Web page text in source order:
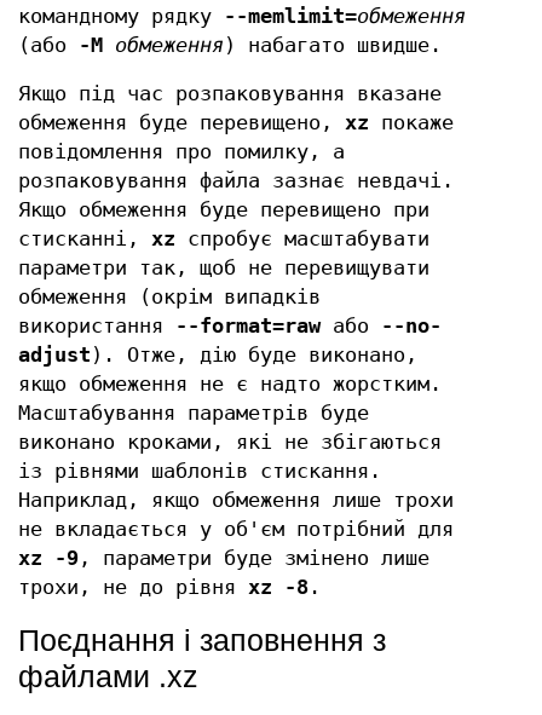
командному рядку
--memlimit=обмеження
(або
-M обмеження ) набагато швидше.
Якщо під час розпаковування вказане
обмеження буде перевищено, xz покаже
повідомлення про помилку, а
розпаковування файла зазнає невдачі.
Якщо обмеження буде перевищено при
стисканні, xz спробує масштабувати
параметри так, щоб не перевищувати
обмеження (окрім випадків
використання
--format=rawабо
--no-
adjust ). Отже, дію буде виконано,
якщо обмеження не є надто жорстким.
Масштабування параметрів буде
виконано кроками, які не збігаються
із рівнями шаблонів стискання.
Наприклад, якщо обмеження лише трохи
не вкладається у об'єм потрібний для
xz -9 , параметри буде змінено лише
трохи, не до рівня xz -8 .
Поєднання і заповнення з
файлами .xz